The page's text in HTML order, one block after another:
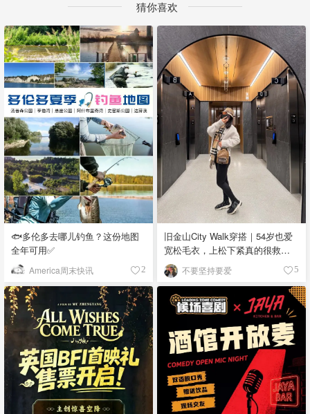
猜你喜欢
🐟多伦多去哪儿钓鱼？这份地图
全年可用✅
America周末快讯 2
旧金山City Walk穿搭｜54岁也爱
宽松毛衣，上松下紧真的很救比
例
不要坚持要爱 5